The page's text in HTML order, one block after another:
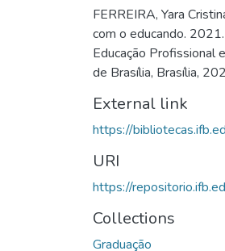
FERREIRA, Yara
com o educando.
Educação Profissional
de Brasília, Brasília,
External link
https://
URI
https://
Collections
Graduação